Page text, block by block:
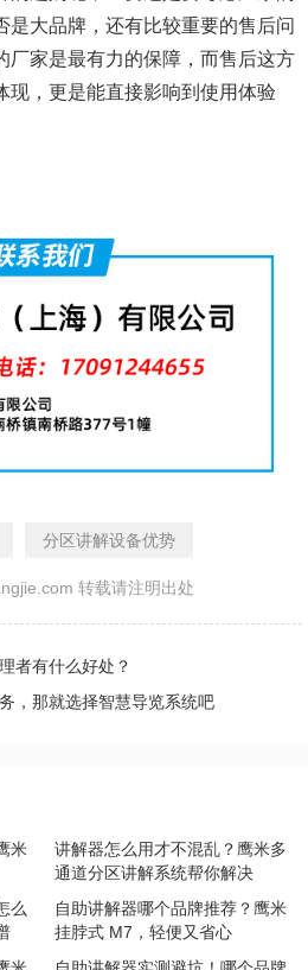
是大品牌，还有比较重要的售后问
厂家是最有力的保障，而售后这方
现，更是能直接影响到使用体验
分区讲解设备优势
转载请注明出处
者有什么好处？
，那就选择智慧导览系统吧
米
讲解器怎么用才不混乱？鹰米多
通道分区讲解系统帮你解决
么
自助讲解器哪个品牌推荐？鹰米
挂脖式 M7，轻便又省心